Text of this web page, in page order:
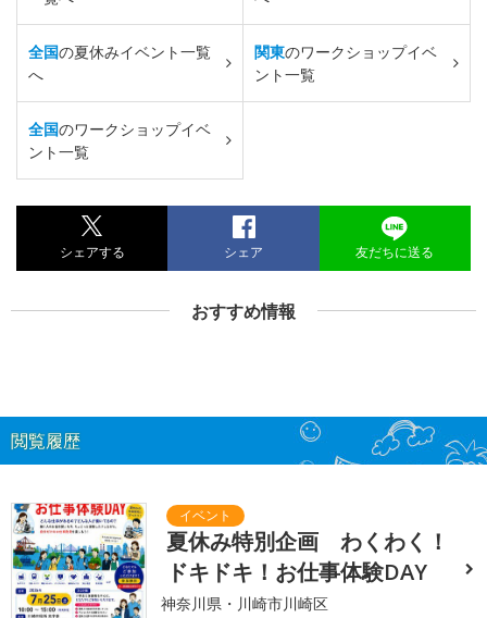
全国の夏休みイベント一覧
へ
関東のワークショップイベ
ント一覧
全国のワークショップイベ
ント一覧
シェアする シェア 友だちに送る
おすすめ情報
閲覧履歴
夏休み特別企画 わくわく！
ドキドキ！お仕事体験DAY
神奈川県・川崎市川崎区